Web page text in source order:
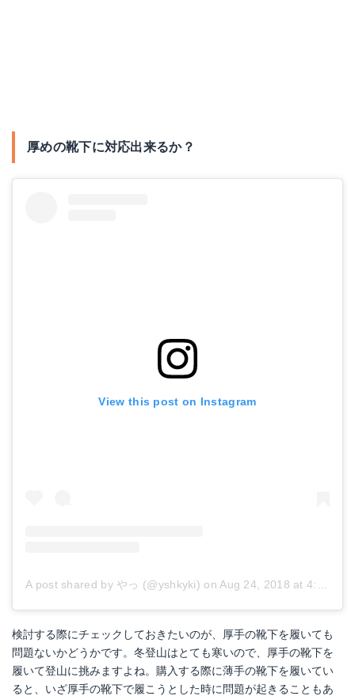
厚めの靴下に対応出来るか？
View this post on Instagram
A post shared by やっ (@yshkyki) on Aug 24, 2018 at 4:15am PDT
検討する際にチェックしておきたいのが、厚手の靴下を履いても
問題ないかどうかです。冬登山はとても寒いので、厚手の靴下を
履いて登山に挑みますよね。購入する際に薄手の靴下を履いてい
ると、いざ厚手の靴下で履こうとした時に問題が起きることもあ